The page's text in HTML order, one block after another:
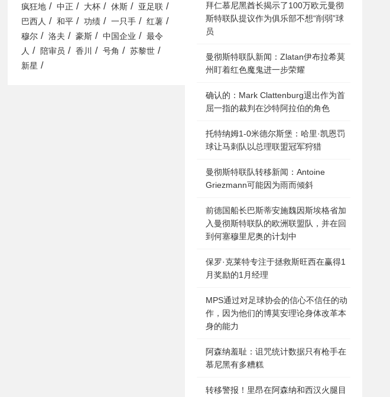
拜仁慕尼黑酋长揭示了100万欧元曼彻
斯特联队提议作为俱乐部不想“削弱”球
员
曼彻斯特联队新闻：Zlatan伊布拉希莫
州盯着红色魔鬼进一步荣耀
确认的：Mark Clattenburg退出作为首
屈一指的裁判在沙特阿拉伯的角色
托特纳姆1-0米德尔斯堡：哈里·凯恩罚
球让马刺队以总理联盟冠军狩猎
曼彻斯特联队转移新闻：Antoine
Griezmann可能因为雨而倾斜
前德国船长巴斯蒂安施魏因斯埃格省加
入曼彻斯特联队的欧洲联盟队，并在回
到何塞穆里尼奥的计划中
保罗·克莱特专注于拯救斯旺西在赢得1
月奖励的1月经理
MPS通过对足球协会的信心不信任的动
作，因为他们的博莫安理论身体改革本
身的能力
阿森纳羞耻：诅咒统计数据只有枪手在
慕尼黑有多糟糕
转移警报！里昂在阿森纳和西汉火腿目
疯狂地 / 中正 / 大杯 / 休斯 / 亚足联 /
巴西人 / 和平 / 功绩 / 一只手 / 红薯 /
穆尔 / 洛夫 / 豪斯 / 中国企业 /
最令
人 / 陪审员 / 香川 / 号角 / 苏黎世 /
新星 /